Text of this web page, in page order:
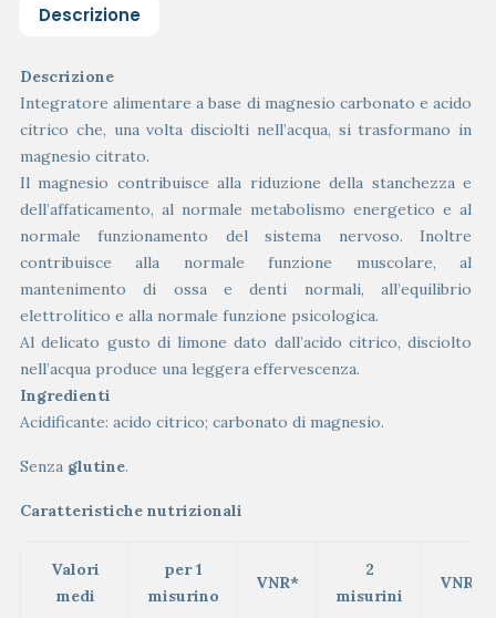
Descrizione
Descrizione
Integratore alimentare a base di magnesio carbonato e acido
citrico che, una volta disciolti nell’acqua, si trasformano in
magnesio citrato.
Il magnesio contribuisce alla riduzione della stanchezza e
dell’affaticamento, al normale metabolismo energetico e al
normale funzionamento del sistema nervoso. Inoltre
contribuisce alla normale funzione muscolare, al
mantenimento di ossa e denti normali, all’equilibrio
elettrolitico e alla normale funzione psicologica.
Al delicato gusto di limone dato dall’acido citrico, disciolto
nell’acqua produce una leggera effervescenza.
Ingredienti
Acidificante: acido citrico; carbonato di magnesio.
Senza glutine.
Caratteristiche nutrizionali
Valori
medi
per 1
misurino
VNR*
2
misurini
VNR*